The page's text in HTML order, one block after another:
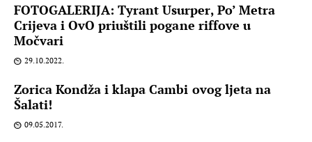
FOTOGALERIJA: Tyrant Usurper, Po’ Metra
Crijeva i OvO priuštili pogane riffove u
Močvari
29.10.2022.
Zorica Kondža i klapa Cambi ovog ljeta na
Šalati!
09.05.2017.